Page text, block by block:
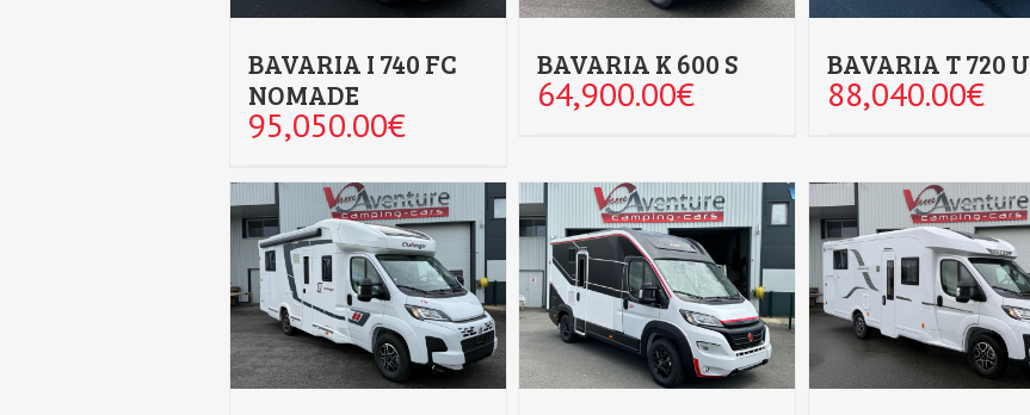
BAVARIA I 740 FC
NOMADE
95,050.00€
BAVARIA K 600 S
64,900.00€
BAVARIA T 720 U
88,040.00€